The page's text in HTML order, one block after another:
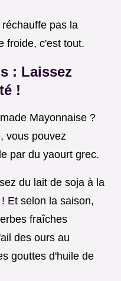
pas la
froide, c'est tout.
: Laissez
!
Mayonnaise ?
vous pouvez
par du yaourt grec.
du lait de soja à la
Et selon la saison,
fraîches
des ours au
gouttes d'huile de